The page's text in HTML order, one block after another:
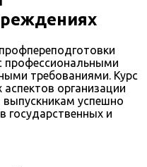
профессиональными
требованиями. Курс
аспектов организации
успешно
государственных и